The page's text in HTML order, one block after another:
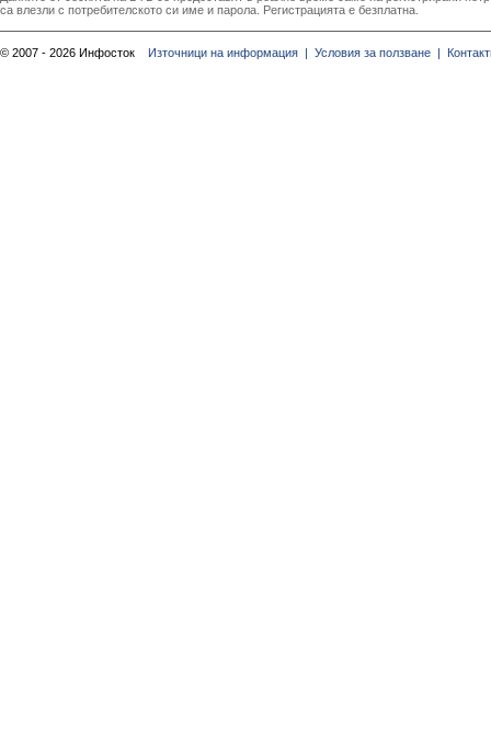
са влезли с потребителското си име и парола. Регистрацията е безплатна.
© 2007 - 2026 Инфосток Източници на информация | Условия за ползване |